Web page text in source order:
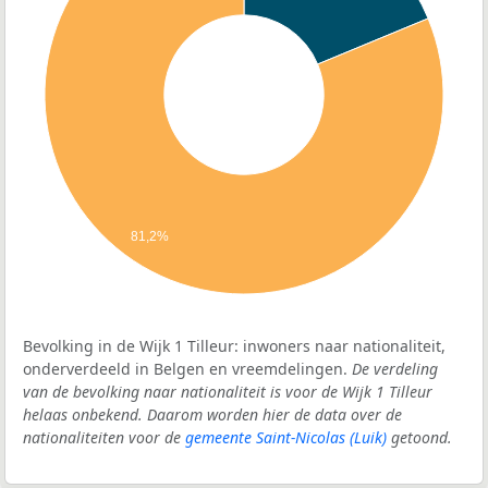
81,2%
Bevolking in de Wijk 1 Tilleur: inwoners naar nationaliteit,
onderverdeeld in Belgen en vreemdelingen. De verdeling
van de bevolking naar nationaliteit is voor de Wijk 1 Tilleur
helaas onbekend. Daarom worden hier de data over de
nationaliteiten voor de gemeente Saint-Nicolas (Luik) getoond.